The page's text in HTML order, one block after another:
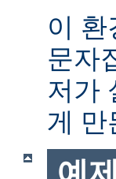
이
문자
저가
게 만